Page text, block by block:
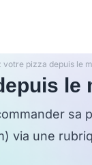
votre pizza depuis le
le
sa
via une